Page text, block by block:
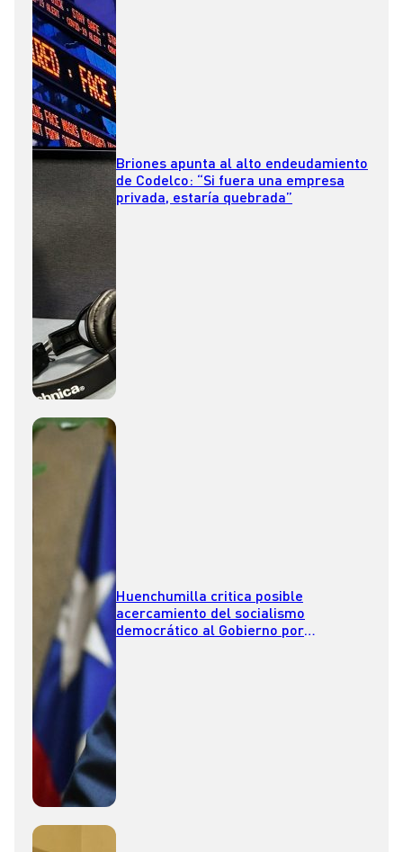
Briones apunta al alto endeudamiento
de Codelco: “Si fuera una empresa
privada, estaría quebrada”
Huenchumilla critica posible
acercamiento del socialismo
democrático al Gobierno por